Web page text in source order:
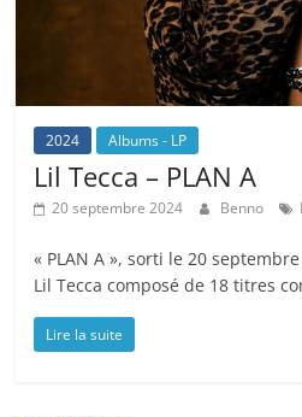
2024 Albums - LP
Lil Tecca – PLAN A
20 septembre 2024 Benno
« PLAN A », sorti le 20
Lil Tecca composé de 18 titres
Lire la suite